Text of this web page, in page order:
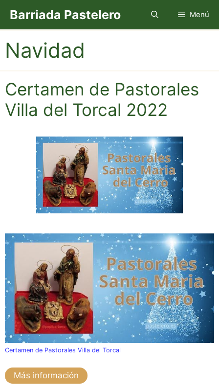
contenido
Barriada Pastelero Menú
Navidad
Certamen de Pastorales
Villa del Torcal 2022
Certamen de Pastorales Villa del Torcal
Más información